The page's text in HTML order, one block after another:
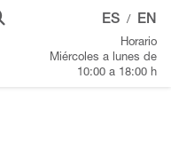
ES / EN
Horario
Miércoles a lunes de
10:00 a 18:00 h